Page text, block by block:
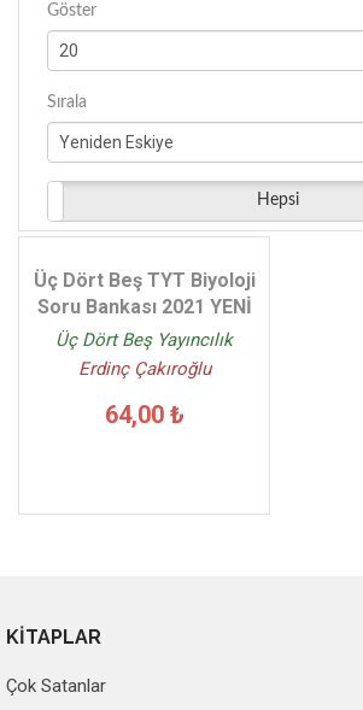
Göster
Sırala
Hepsi
Üç Dört Beş TYT Biyoloji
Soru Bankası 2021 YENİ
Üç Dört Beş Yayıncılık
Erdinç Çakıroğlu
64,00 ₺
KİTAPLAR
Çok Satanlar